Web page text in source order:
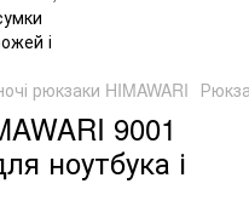
рюкзаки HIMAWARI
9001
ноутбука і